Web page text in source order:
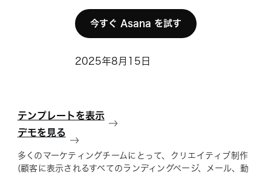
今すぐ Asana を試す
2025年8月15日
テンプレートを表示
デモを見る
多くのマーケティングチームにとって、クリエイティブ制作
(顧客に表示されるすべてのランディングページ、メール、動